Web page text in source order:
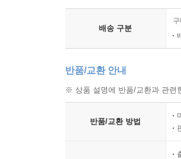
배송 구분
반품/교환 안내
※ 상품 설명에 반품/교환과 관련
반품/교환 방법